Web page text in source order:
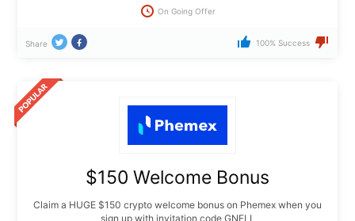
On Going Offer
Share 100% Success
$150 Welcome Bonus
Claim a HUGE $150 crypto welcome bonus on Phemex when you
sign up with invitation code GNFLL